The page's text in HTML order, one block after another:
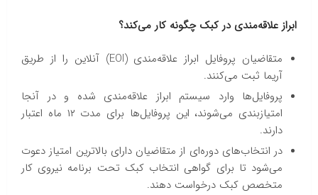
ابراز علاقه‌مندی در کبک چگونه کار می‌کند؟
متقاضیان پروفایل ابراز علاقه‌مندی (EOI) آنلاین را از طریق
آریما ثبت می‌کنند.
پروفایل‌ها وارد سیستم ابراز علاقه‌مندی شده و در آنجا
امتیازبندی می‌شوند، این پروفایل‌ها برای مدت ۱۲ ماه اعتبار
دارند.
در انتخاب‌های دوره‌ای از متقاضیان دارای بالاترین امتیاز دعوت
می‌شود تا برای گواهی انتخاب کبک تحت برنامه نیروی کار
متخصص کبک درخواست دهند.